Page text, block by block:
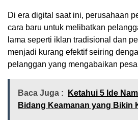
Di era digital saat ini, perusahaan
cara baru untuk melibatkan
lama seperti iklan tradisional dan
menjadi kurang efektif seiring
pelanggan yang mengabaikan
Baca Juga :
Ketahui 5 Ide
Bidang Keamanan yang Bikin